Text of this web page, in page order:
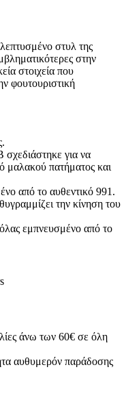
στυλ της
στην
στοιχεία που
φουτουριστική
για να
μαλακού πατήματος και
από το αυθεντικό 991.
την κίνηση του
εμπνευσμένο από το
άνω των 60€ σε όλη
αυθυμερόν παράδοσης